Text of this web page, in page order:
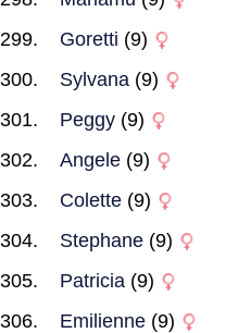
Goretti (9)
Sylvana (9)
Peggy (9)
Angele (9)
Colette (9)
Stephane (9)
Patricia (9)
Emilienne (9)